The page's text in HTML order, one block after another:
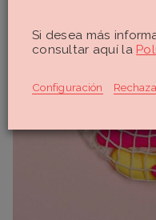
Si desea más
consultar aquí la
Configuración